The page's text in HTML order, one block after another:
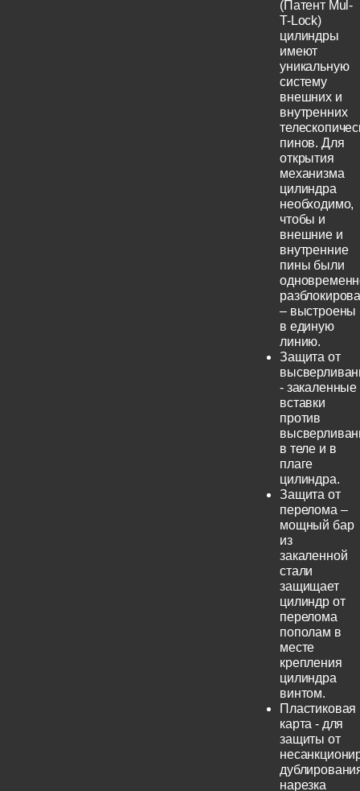
(Патент Mul-
T-Lock)
цилиндры
имеют
уникальную
систему
внешних и
внутренних
пинов. Для
открытия
механизма
цилиндра
необходимо,
чтобы и
внешние и
внутренние
пины были
– выстроены
в единую
линию.
Защита от
- закаленные
вставки
против
в теле и в
плаге
цилиндра.
Защита от
перелома –
мощный бар
из
закаленной
стали
защищает
цилиндр от
перелома
пополам в
месте
крепления
цилиндра
винтом.
Пластиковая
карта - для
защиты от
нарезка